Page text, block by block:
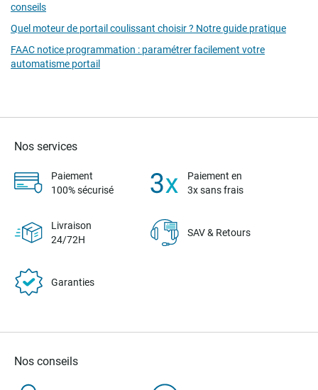
conseils
Quel moteur de portail coulissant choisir ? Notre guide pratique
FAAC notice programmation : paramétrer facilement votre
automatisme portail
Nos services
Paiement
100% sécurisé
Paiement en
3x sans frais
Livraison
24/72H
SAV & Retours
Garanties
Nos conseils